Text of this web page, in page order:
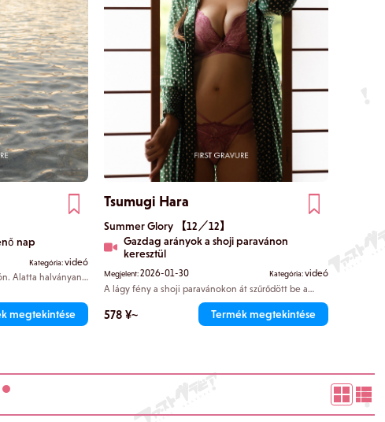
nap
Kategória:videó
Alatta halványan
elmosódnak a
megtekintése
Tsumugi Hara
Summer Glory 【12／12】
Gazdag arányok a shoji paravánon
keresztül
Megjelent:2026-01-30 Kategória:videó
A lágy fény a shoji paravánokon át szűrődött be a
japán stílusú szobába, amelyben semmi felesleges
nem volt. Tsumugi lassan az ujjait a derékpántja alá
akasztotta, és egy habozó mozdulattal a szövetet
578 ¥~ Termék megtekintése